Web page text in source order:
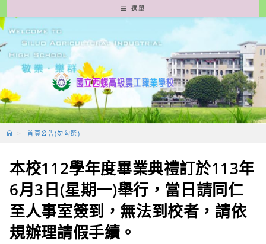
轉
至
要
容
選單
> -首頁公告(勿勾選)
本校112學年度畢業典禮訂於113年
6月3日(星期一)舉行，當日請同仁
至人事室簽到，無法到校者，請依
規辦理請假手續。